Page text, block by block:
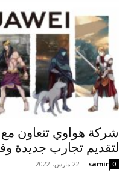
شركة هواوي تتعاون مع
لتقديم تجارب جديدة
samir
- 22 مارس، 2022 0